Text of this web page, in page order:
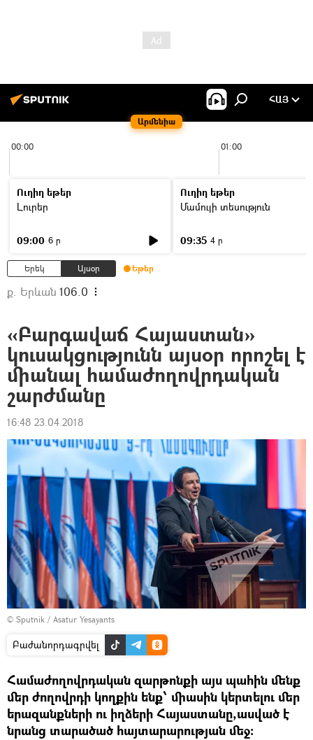
Արմենիա
ՀԱՅ
00:00 01:00
Ուղիղ եթեր
Լուրեր
09:00 6 ր
Ուղիղ եթեր
Մամուլի տեսություն
09:35 4 ր
Երեկ Այսօր Եթեր
ք. Երևան 106.0
«Բարգավաճ Հայաստան»
կուսակցությունն այսօր որոշել է
միանալ համաժողովրդական
շարժմանը
16:48 23.04.2018
© Sputnik / Asatur Yesayants
Բաժանորդագրվել
Համաժողովրդական զարթոնքի այս պահին մենք
մեր ժողովրդի կողքին ենք՝ միասին կերտելու մեր
երազանքների ու իղձերի Հայաստանը,ասված է
նրանց տարածած հայտարարության մեջ։